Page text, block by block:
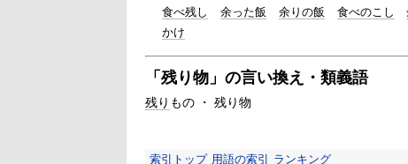
食べ残し 余った飯 余りの飯 食べのこし
かけ
「 残り物 」の言い換え・類義語
残り もの ・ 残り物
索引トップ 用語の索引 ランキング